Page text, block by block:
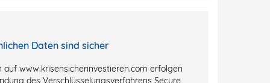
Daten sind sicher
auf www.krisensicherinvestieren.com erfolgen
des Verschlüsselungsverfahrens Secure